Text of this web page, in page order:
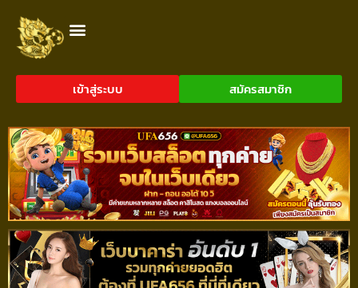
เข้าสู่ระบบ สมัครสมาชิก